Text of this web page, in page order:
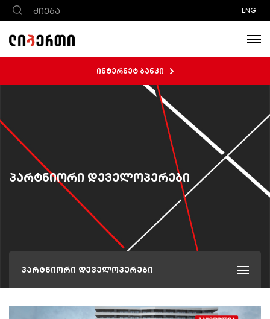
ENG
ინტერნეტ ბანკი
პარტნიორი დეველოპერები
პარტნიორი დეველოპერები